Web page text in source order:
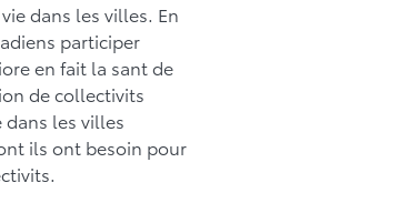
dans les villes. En
participer
en fait la sant de
de collectivits
les villes
ils ont besoin pour